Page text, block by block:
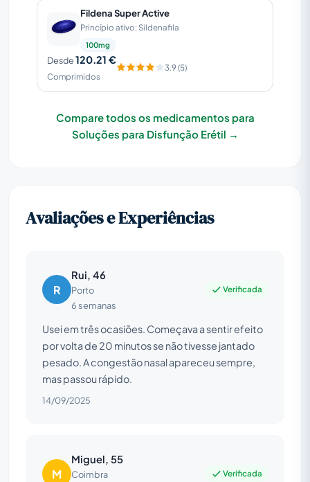
Fildena Super Active
Princípio ativo: Sildenafila
100mg
Desde120.21 €
Comprimidos
3.9 (5)
Compare todos os medicamentos para
Soluções para Disfunção Erétil →
Avaliações e Experiências
R
Rui, 46
Porto
6 semanas
Verificada
Usei em três ocasiões. Começava a sentir efeito
por volta de 20 minutos se não tivesse jantado
pesado. A congestão nasal apareceu sempre,
mas passou rápido.
14/09/2025
M
Miguel, 55
Coimbra
Verificada